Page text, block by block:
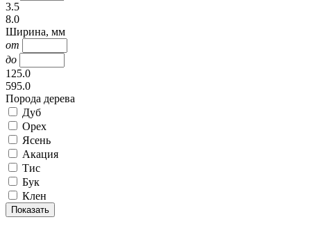
3.5
8.0
Ширина, мм
от
до
125.0
595.0
Порода дерева
Дуб
Орех
Ясень
Акация
Тис
Бук
Клен